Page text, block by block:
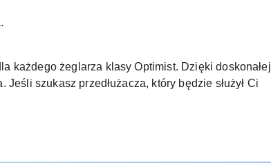
każdego żeglarza klasy Optimist. Dzięki doskonałej
szukasz przedłużacza, który będzie służył Ci